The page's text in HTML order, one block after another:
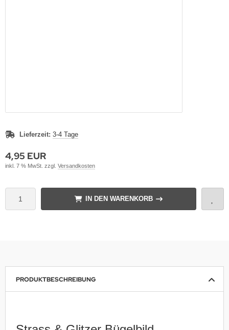
Lieferzeit: 3-4 Tage
4,95 EUR
inkl. 7 % MwSt. zzgl. Versandkosten
IN DEN WARENKORB
PRODUKTBESCHREIBUNG